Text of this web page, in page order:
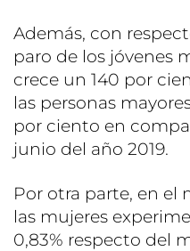
Además, con
paro de los jóvenes
crece un 140 por
las personas
por ciento en
junio del año 2019.
Por otra parte, en el
las mujeres
0,83% respecto del